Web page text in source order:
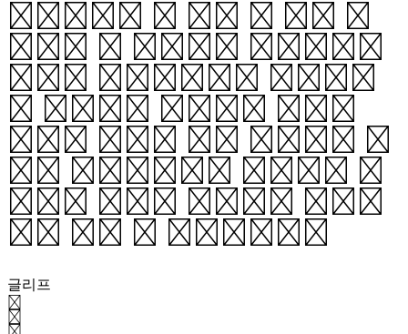
름입니다. 한 글자 한 글자 써
내려갈 때 ‘붓’의 소프트함은
나비의 날갯짓처럼, 조판했을
때 지면에서 느껴지는 ‘텍스
처’는 나비의 날개 무늬처럼 패
턴을 형성합니다. 부드러운 운
동감과 독특한 텍스처가 범나비
체의 가장 큰 특징입니다.
글리프
가
각
간